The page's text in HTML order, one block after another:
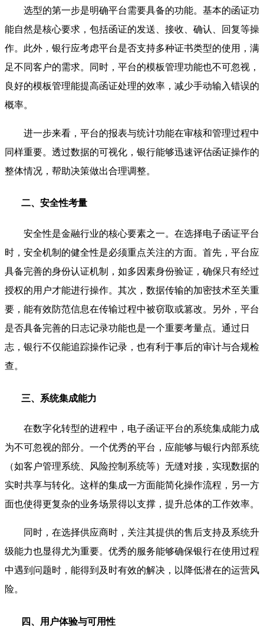
选型的第一步是明确平台需要具备的功能。基本的函证功
能自然是核心要求，包括函证的发送、接收、确认、回复等操
作。此外，银行应考虑平台是否支持多种证书类型的使用，满
足不同客户的需求。同时，平台的模板管理功能也不可忽视，
良好的模板管理能提高函证处理的效率，减少手动输入错误的
概率。
进一步来看，平台的报表与统计功能在审核和管理过程中
同样重要。透过数据的可视化，银行能够迅速评估函证操作的
整体情况，帮助决策做出合理调整。
二、安全性考量
安全性是金融行业的核心要素之一。在选择电子函证平台
时，安全机制的健全性是必须重点关注的方面。首先，平台应
具备完善的身份认证机制，如多因素身份验证，确保只有经过
授权的用户才能进行操作。其次，数据传输的加密技术至关重
要，能有效防范信息在传输过程中被窃取或篡改。另外，平台
是否具备完善的日志记录功能也是一个重要考量点。通过日
志，银行不仅能追踪操作记录，也有利于事后的审计与合规检
查。
三、系统集成能力
在数字化转型的进程中，电子函证平台的系统集成能力成
为不可忽视的部分。一个优秀的平台，应能够与银行内部系统
（如客户管理系统、风险控制系统等）无缝对接，实现数据的
实时共享与转化。这样的集成一方面能简化操作流程，另一方
面也使得更复杂的业务场景得以支撑，提升总体的工作效率。
同时，在选择供应商时，关注其提供的售后支持及系统升
级能力也显得尤为重要。优秀的服务能够确保银行在使用过程
中遇到问题时，能得到及时有效的解决，以降低潜在的运营风
险。
四、用户体验与可用性